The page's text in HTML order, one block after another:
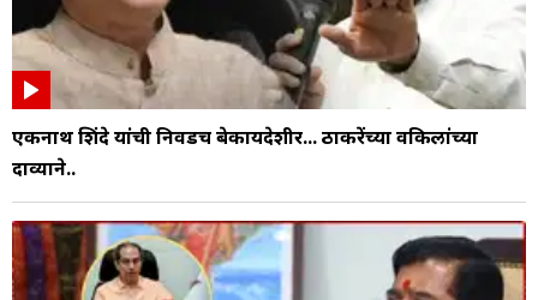
एकनाथ शिंदे यांची निवडच बेकायदेशीर... ठाकरेंच्या वकिलांच्या
दाव्याने..